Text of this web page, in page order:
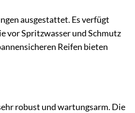
ausgestattet. Es verfügt
vor Spritzwasser und Schmutz
Reifen bieten
robust und wartungsarm. Die